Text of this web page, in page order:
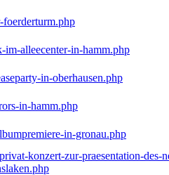
foerderturm.php
im-alleecenter-in-hamm.php
in-oberhausen.php
in-hamm.php
in-gronau.php
konzert-zur-praesentation-